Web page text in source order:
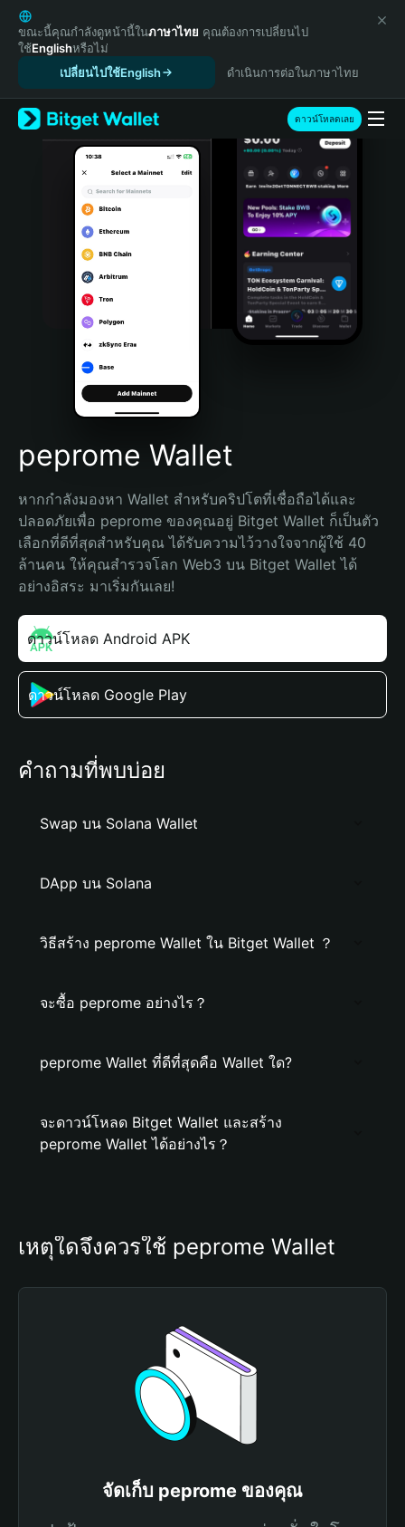
English
日本語
Tiếng Việt
Español (Latinoamérica)
Türkçe
Italiano
Português (Portugal)
Bahasa Indonesia
Português (Brasil)
Español (Argentina)
ขณะนี้คุณกำลังดูหน้านี้ในภาษาไทย คุณต้องการเปลี่ยนไป
ใช้Englishหรือไม่
เปลี่ยนไปใช้English
ดำเนินการต่อในภาษาไทย
ดาวน์โหลดเลย
peprome Wallet
หากกำลังมองหา Wallet สำหรับคริปโตที่เชื่อถือได้และ
ปลอดภัยเพื่อ peprome ของคุณอยู่ Bitget Wallet ก็เป็นตัว
เลือกที่ดีที่สุดสำหรับคุณ ได้รับความไว้วางใจจากผู้ใช้ 40
ล้านคน ให้คุณสำรวจโลก Web3 บน Bitget Wallet ได้
อย่างอิสระ มาเริ่มกันเลย!
ดาวน์โหลด Android APK
ดาวน์โหลด Google Play
คำถามที่พบบ่อย
Swap บน Solana Wallet
DApp บน Solana
วิธีสร้าง peprome Wallet ใน Bitget Wallet ？
จะซื้อ peprome อย่างไร？
peprome Wallet ที่ดีที่สุดคือ Wallet ใด?
จะดาวน์โหลด Bitget Wallet และสร้าง
peprome Wallet ได้อย่างไร？
เหตุใดจึงควรใช้ peprome Wallet
จัดเก็บ peprome ของคุณ